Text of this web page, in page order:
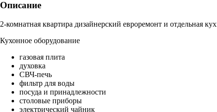
Описание
2-комнатная квартира дизайнерский евроремонт и отдельная
Кухонное оборудование
газовая плита
духовка
СВЧ-печь
фильтр для воды
посуда и принадлежности
столовые приборы
электрический чайник